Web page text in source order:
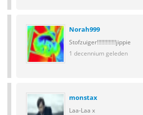
Norah999
Stofzuiger!!!!!!!!!!!!!jippie
1 decennium geleden
monstax
Laa-Laa x